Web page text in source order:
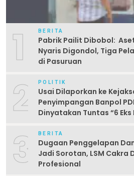
1 BERITA
Pabrik Pailit Dibobol:
Nyaris Digondol, Tiga
di Pasuruan
2 POLITIK
Usai Dilaporkan ke
Penyimpangan Banpol
Dinyatakan Tuntas “6
3 BERITA
Dugaan Penggelapan
Jadi Sorotan, LSM Cakra
Profesional